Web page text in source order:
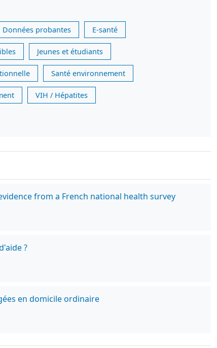
Données probantes E-santé
Jeunes et étudiants
Santé environnement
VIH / Hépatites
from a French national health survey
?
en domicile ordinaire